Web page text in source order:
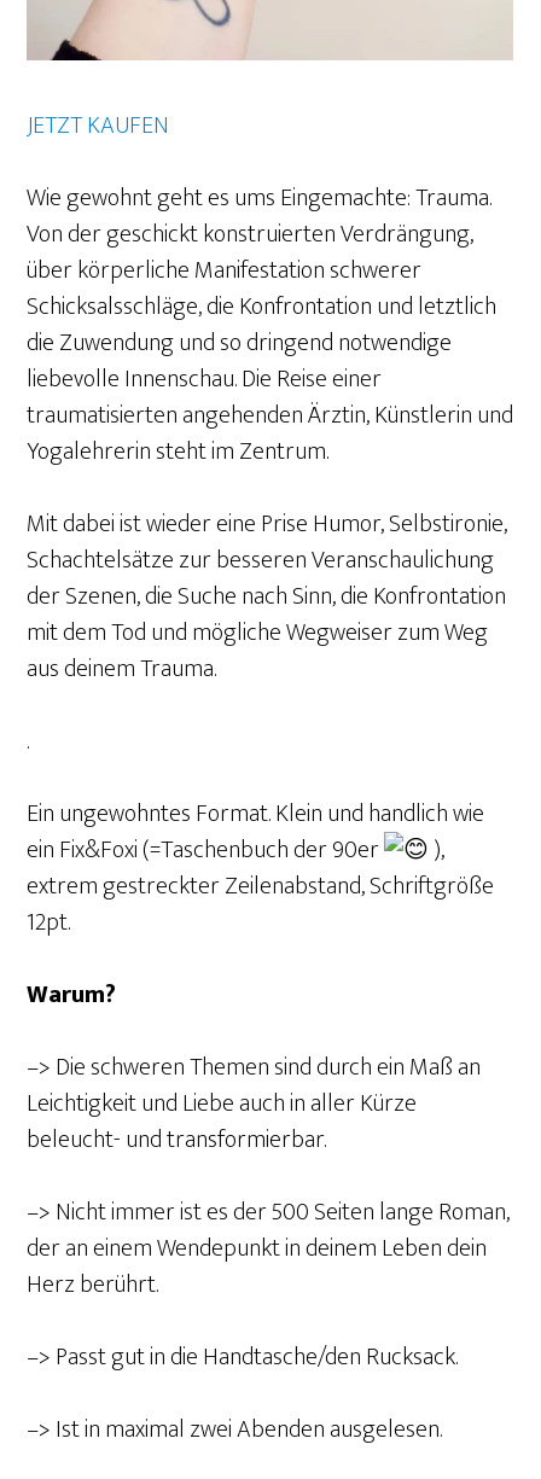
JETZT KAUFEN
Wie gewohnt geht es ums Eingemachte: Trauma.
Von der geschickt konstruierten Verdrängung,
über körperliche Manifestation schwerer
Schicksalsschläge, die Konfrontation und letztlich
die Zuwendung und so dringend notwendige
liebevolle Innenschau. Die Reise einer
traumatisierten angehenden Ärztin, Künstlerin und
Yogalehrerin steht im Zentrum.
Mit dabei ist wieder eine Prise Humor, Selbstironie,
Schachtelsätze zur besseren Veranschaulichung
der Szenen, die Suche nach Sinn, die Konfrontation
mit dem Tod und mögliche Wegweiser zum Weg
aus deinem Trauma.
.
Ein ungewohntes Format. Klein und handlich wie
ein Fix&Foxi (=Taschenbuch der 90er
),
extrem gestreckter Zeilenabstand, Schriftgröße
12pt.
Warum?
–> Die schweren Themen sind durch ein Maß an
Leichtigkeit und Liebe auch in aller Kürze
beleucht- und transformierbar.
–> Nicht immer ist es der 500 Seiten lange Roman,
der an einem Wendepunkt in deinem Leben dein
Herz berührt.
–> Passt gut in die Handtasche/den Rucksack.
–> Ist in maximal zwei Abenden ausgelesen.